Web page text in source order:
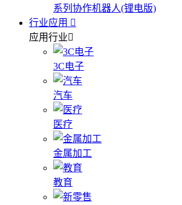
系列协作机器人(锂电版)
行业应用
应用行业
3C电子
汽车
医疗
金属加工
教育